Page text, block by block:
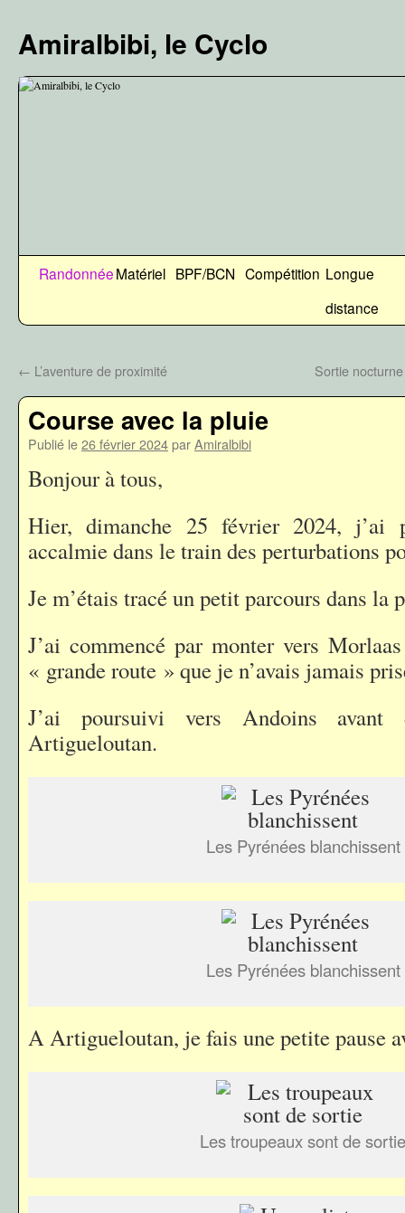
contenu
Amiralbibi, le Cyclo
RandonnéeMatériel BPF/BCN Compétition Longue
distance
← L’aventure de proximité Sortie
Course avec la pluie
Publié le26 février 2024parAmiralbibi
Bonjour à tous,
Hier, dimanche 25 février 2024, j’ai
accalmie dans le train des perturbations
Je m’étais tracé un petit parcours dans la
J’ai commencé par monter vers
« grande route » que je n’avais jamais
J’ai poursuivi vers Andoins avant
Artigueloutan.
Les Pyrénées blanchissent
Les Pyrénées blanchissent
A Artigueloutan, je fais une petite pause
Les troupeaux sont de sortie